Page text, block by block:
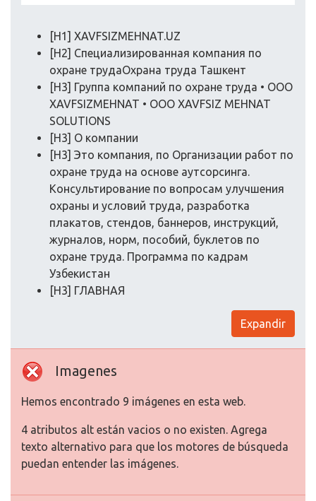
[H1] XAVFSIZMEHNAT.UZ
[H2] Специализированная компания по
охране трудаОхрана труда Ташкент
[H3] Группа компаний по охране труда • OOO
XAVFSIZMEHNAT • OOO XAVFSIZ MEHNAT
SOLUTIONS
[H3] О компании
[H3] Это компания, по Организации работ по
охране труда на основе аутсорсинга.
Консультирование по вопросам улучшения
охраны и условий труда, разработка
плакатов, стендов, баннеров, инструкций,
журналов, норм, пособий, буклетов по
охране труда. Программа по кадрам
Узбекистан
[H3] ГЛАВНАЯ
Expandir
Imagenes
Hemos encontrado 9 imágenes en esta web.
4 atributos alt están vacios o no existen. Agrega
texto alternativo para que los motores de búsqueda
puedan entender las imágenes.